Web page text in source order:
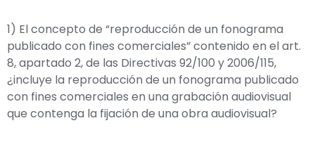
1) El concepto de “reproducción de un fonograma
publicado con fines comerciales” contenido en el art.
8, apartado 2, de las Directivas 92/100 y 2006/115,
¿incluye la reproducción de un fonograma publicado
con fines comerciales en una grabación audiovisual
que contenga la fijación de una obra audiovisual?